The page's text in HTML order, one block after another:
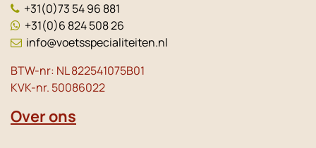
+31(0)73 54 96 881
+31(0)6 824 508 26
info@voetsspecialiteiten.nl
BTW-nr: NL 822541075B01
KVK-nr. 50086022
Over ons